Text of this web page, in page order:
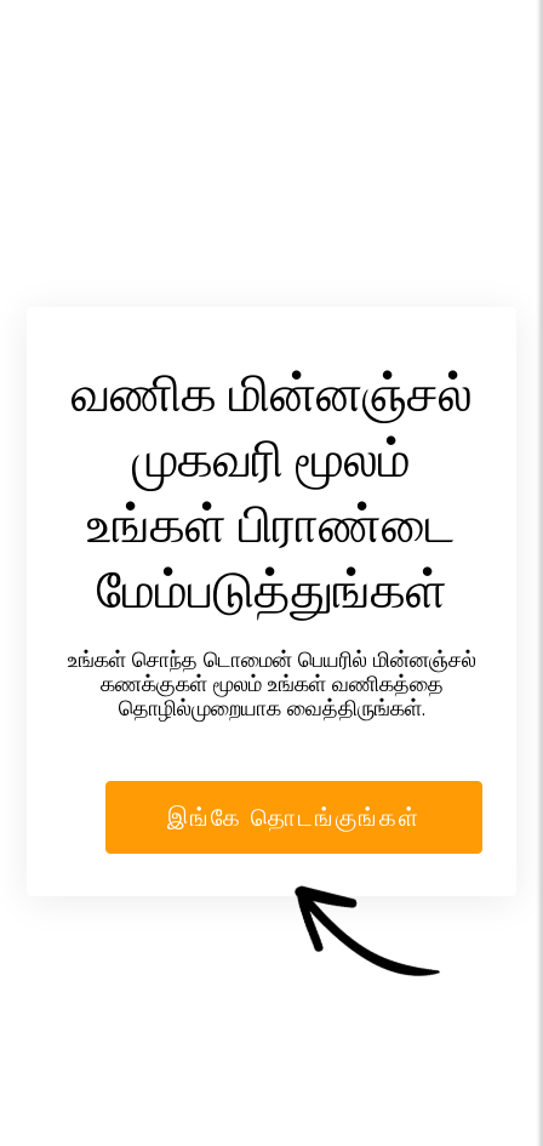
வணிக மின்னஞ்சல்
முகவரி மூலம்
உங்கள் பிராண்டை
மேம்படுத்துங்கள்
உங்கள் சொந்த டொமைன் பெயரில் மின்னஞ்சல்
கணக்குகள் மூலம் உங்கள் வணிகத்தை
தொழில்முறையாக வைத்திருங்கள்.
இங்கே தொடங்குங்கள்